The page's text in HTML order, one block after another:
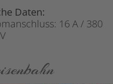
Daten:
16 A / 380
V